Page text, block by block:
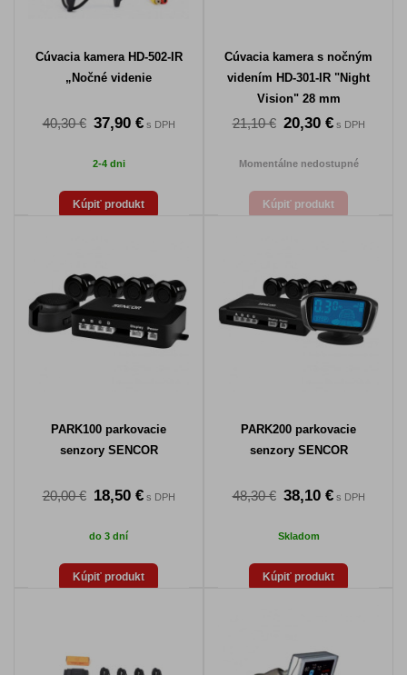
Cúvacia kamera HD-502-IR
„Nočné videnie
40,30 € 37,90 €s DPH
2-4 dni
Kúpiť produkt
Cúvacia kamera s nočným
videním HD-301-IR "Night
Vision" 28 mm
21,10 € 20,30 €s DPH
Momentálne nedostupné
Kúpiť produkt
PARK100 parkovacie
senzory SENCOR
20,00 € 18,50 €s DPH
do 3 dní
Kúpiť produkt
PARK200 parkovacie
senzory SENCOR
48,30 € 38,10 €s DPH
Skladom
Kúpiť produkt